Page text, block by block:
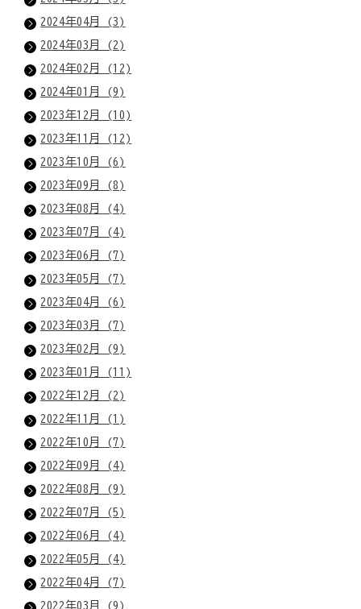
2024年04月 (3)
2024年03月 (2)
2024年02月 (12)
2024年01月 (9)
2023年12月 (10)
2023年11月 (12)
2023年10月 (6)
2023年09月 (8)
2023年08月 (4)
2023年07月 (4)
2023年06月 (7)
2023年05月 (7)
2023年04月 (6)
2023年03月 (7)
2023年02月 (9)
2023年01月 (11)
2022年12月 (2)
2022年11月 (1)
2022年10月 (7)
2022年09月 (4)
2022年08月 (9)
2022年07月 (5)
2022年06月 (4)
2022年05月 (4)
2022年04月 (7)
2022年03月 (9)